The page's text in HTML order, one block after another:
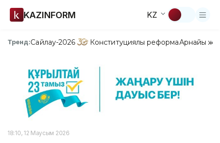
KAZINFORM KZ
Тренд:Сайлау-2026 Конституциялық реформаАрнайы
18:10, 12 Маусым 2026